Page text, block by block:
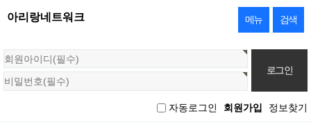
아리랑네트워크 메뉴 검색
회
원
로
자동로그인 회원가입 정보찾기